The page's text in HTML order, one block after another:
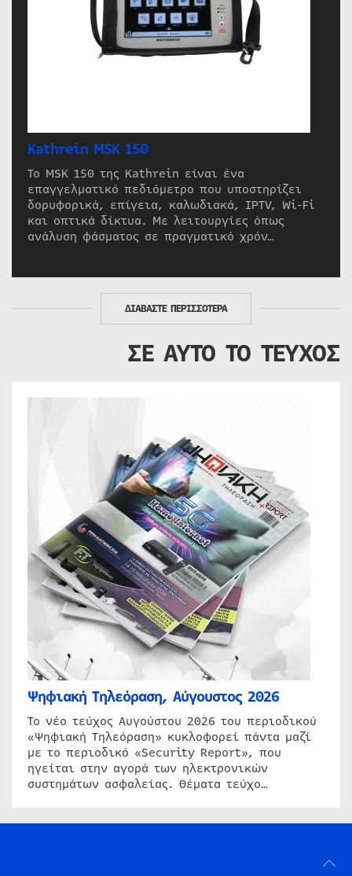
Kathrein MSK 150
Το MSK 150 της Kathrein είναι ένα
επαγγελματικό πεδιόμετρο που υποστηρίζει
δορυφορικά, επίγεια, καλωδιακά, IPTV, Wi-Fi
και οπτικά δίκτυα. Με λειτουργίες όπως
ανάλυση φάσματος σε πραγματικό χρόν…
ΔΙΑΒΑΣΤΕ ΠΕΡΙΣΣΟΤΕΡΑ
ΣΕ ΑΥΤΟ ΤΟ ΤΕΥΧΟΣ
Ψηφιακή Τηλεόραση, Αύγουστος 2026
Το νέο τεύχος Αυγούστου 2026 του περιοδικού
«Ψηφιακή Τηλεόραση» κυκλοφορεί πάντα μαζί
με το περιοδικό «Security Report», που
ηγείται στην αγορά των ηλεκτρονικών
συστημάτων ασφαλείας. Θέματα τεύχο…